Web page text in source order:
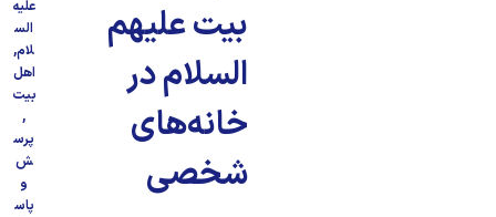
بیت علیهم
السلام در
خانه‌های
شخصی
علیه
الس
لام,
اهل
بیت
پرس
ش
پاس